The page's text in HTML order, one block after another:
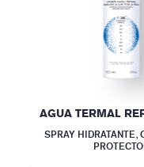
AGUA TERMAL
SPRAY HIDRATANTE,